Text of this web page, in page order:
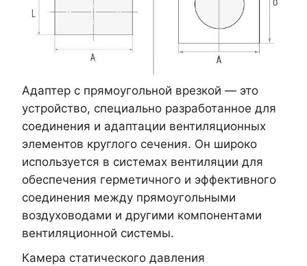
Адаптер с прямоугольной врезкой — это
устройство, специально разработанное для
соединения и адаптации вентиляционных
элементов круглого сечения. Он широко
используется в системах вентиляции для
обеспечения герметичного и эффективного
соединения между прямоугольными
воздуховодами и другими компонентами
вентиляционной системы.
Камера статического давления